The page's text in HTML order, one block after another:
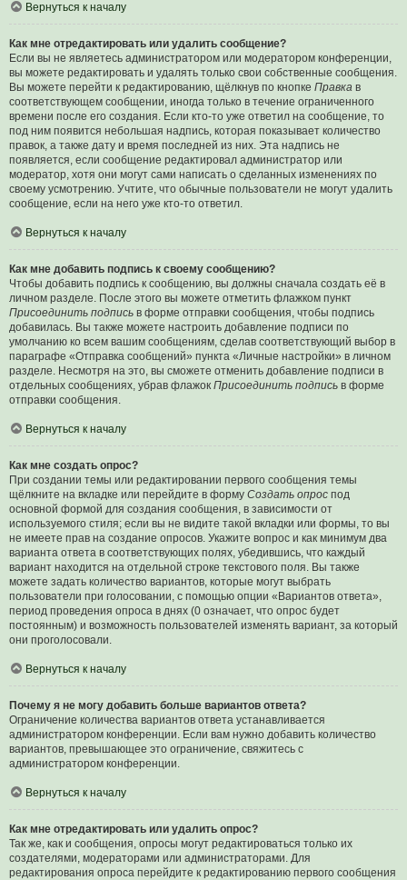
Вернуться к началу
Как мне отредактировать или удалить сообщение?
Если вы не являетесь администратором или модератором конференции,
вы можете редактировать и удалять только свои собственные сообщения.
Вы можете перейти к редактированию, щёлкнув по кнопке Правка в
соответствующем сообщении, иногда только в течение ограниченного
времени после его создания. Если кто-то уже ответил на сообщение, то
под ним появится небольшая надпись, которая показывает количество
правок, а также дату и время последней из них. Эта надпись не
появляется, если сообщение редактировал администратор или
модератор, хотя они могут сами написать о сделанных изменениях по
своему усмотрению. Учтите, что обычные пользователи не могут удалить
сообщение, если на него уже кто-то ответил.
Вернуться к началу
Как мне добавить подпись к своему сообщению?
Чтобы добавить подпись к сообщению, вы должны сначала создать её в
личном разделе. После этого вы можете отметить флажком пункт
Присоединить подпись в форме отправки сообщения, чтобы подпись
добавилась. Вы также можете настроить добавление подписи по
умолчанию ко всем вашим сообщениям, сделав соответствующий выбор в
параграфе «Отправка сообщений» пункта «Личные настройки» в личном
разделе. Несмотря на это, вы сможете отменить добавление подписи в
отдельных сообщениях, убрав флажок Присоединить подпись в форме
отправки сообщения.
Вернуться к началу
Как мне создать опрос?
При создании темы или редактировании первого сообщения темы
щёлкните на вкладке или перейдите в форму Создать опрос под
основной формой для создания сообщения, в зависимости от
используемого стиля; если вы не видите такой вкладки или формы, то вы
не имеете прав на создание опросов. Укажите вопрос и как минимум два
варианта ответа в соответствующих полях, убедившись, что каждый
вариант находится на отдельной строке текстового поля. Вы также
можете задать количество вариантов, которые могут выбрать
пользователи при голосовании, с помощью опции «Вариантов ответа»,
период проведения опроса в днях (0 означает, что опрос будет
постоянным) и возможность пользователей изменять вариант, за который
они проголосовали.
Вернуться к началу
Почему я не могу добавить больше вариантов ответа?
Ограничение количества вариантов ответа устанавливается
администратором конференции. Если вам нужно добавить количество
вариантов, превышающее это ограничение, свяжитесь с
администратором конференции.
Вернуться к началу
Как мне отредактировать или удалить опрос?
Так же, как и сообщения, опросы могут редактироваться только их
создателями, модераторами или администраторами. Для
редактирования опроса перейдите к редактированию первого сообщения